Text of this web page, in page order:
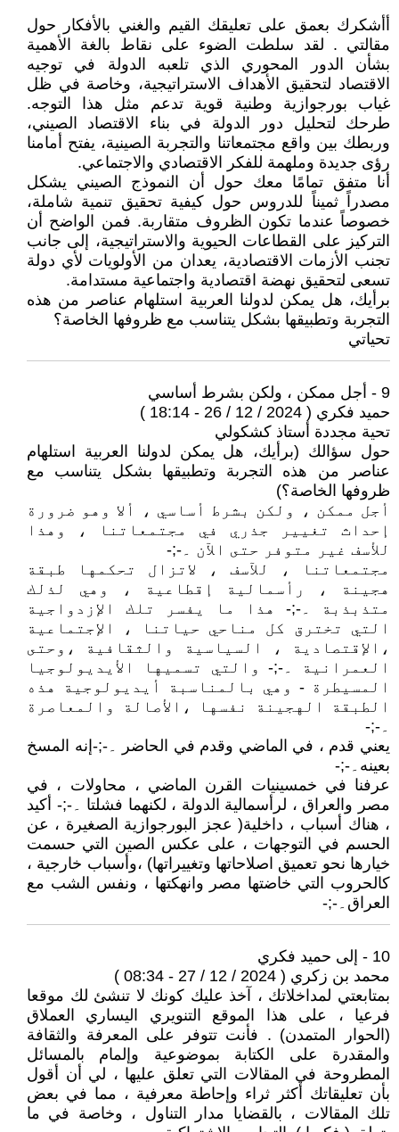
أأشكرك بعمق على تعليقك القيم والغني بالأفكار حول
مقالتي . لقد سلطت الضوء على نقاط بالغة الأهمية
بشأن الدور المحوري الذي تلعبه الدولة في توجيه
الاقتصاد لتحقيق الأهداف الاستراتيجية، وخاصة في ظل
غياب بورجوازية وطنية قوية تدعم مثل هذا التوجه.
طرحك لتحليل دور الدولة في بناء الاقتصاد الصيني،
وربطك بين واقع مجتمعاتنا والتجربة الصينية، يفتح أمامنا
رؤى جديدة وملهمة للفكر الاقتصادي والاجتماعي.
أنا متفق تمامًا معك حول أن النموذج الصيني يشكل
مصدراً ثميناً للدروس حول كيفية تحقيق تنمية شاملة،
خصوصاً عندما تكون الظروف متقاربة. فمن الواضح أن
التركيز على القطاعات الحيوية والاستراتيجية، إلى جانب
تجنب الأزمات الاقتصادية، يعدان من الأولويات لأي دولة
تسعى لتحقيق نهضة اقتصادية واجتماعية مستدامة.
برأيك، هل يمكن لدولنا العربية استلهام عناصر من هذه
التجربة وتطبيقها بشكل يتناسب مع ظروفها الخاصة؟
تحياتي
9 - أجل ممكن ، ولكن بشرط أساسي
حميد فكري ( 2024 / 12 / 26 - 18:14 )
تحية مجددة أستاذ كشكولي
حول سؤالك (برأيك، هل يمكن لدولنا العربية استلهام
عناصر من هذه التجربة وتطبيقها بشكل يتناسب مع
ظروفها الخاصة؟)
أجل ممكن ، ولكن بشرط أساسي ، ألا وهو ضرورة
إحداث تغيير جذري في مجتمعاتنا ، وهذا
للأسف غير متوفر حتى الآن ۔-;-
مجتمعاتنا ، للآسف ، لاتزال تحكمها طبقة
هجينة ، رأسمالية إقطاعية ، وهي لذلك
متذبذبة ۔-;- هذا ما يفسر تلك الإزدواجية
التي تخترق كل مناحي حياتنا ، الإجتماعية
،الإقتصادية ، السياسية والثقافية ،وحتى
العمرانية ۔-;- والتي تسميها الأيديولوجيا
المسيطرة - وهي بالمناسبة أيديولوجية هذه
الطبقة الهجينة نفسها ،الأصالة والمعاصرة
۔-;-
يعني قدم ، في الماضي وقدم في الحاضر ۔-;-إنه المسخ
بعينه۔-;-
عرفنا في خمسينيات القرن الماضي ، محاولات ، في
مصر والعراق ، لرأسمالية الدولة ، لكنهما فشلتا ۔-;- أكيد
، هناك أسباب ، داخلية( عجز البورجوازية الصغيرة ، عن
الحسم في التوجهات ، على عكس الصين التي حسمت
خيارها نحو تعميق اصلاحاتها وتغييراتها) ،وأسباب خارجية ،
كالحروب التي خاضتها مصر وانهكتها ، ونفس الشب مع
العراق۔-;-
10 - إلى حميد فكري
محمد بن زكري ( 2024 / 12 / 27 - 08:34 )
بمتابعتي لمداخلاتك ، آخذ عليك كونك لا تنشئ لك موقعا
فرعيا ، على هذا الموقع التنويري اليساري العملاق
(الحوار المتمدن) . فأنت تتوفر على المعرفة والثقافة
والمقدرة على الكتابة بموضوعية وإلمام بالمسائل
المطروحة في المقالات التي تعلق عليها ، لي أن أقول
بأن تعليقاتك أكثر ثراء وإحاطة معرفية ، مما في بعض
تلك المقالات ، بالقضايا مدار التناول ، وخاصة في ما